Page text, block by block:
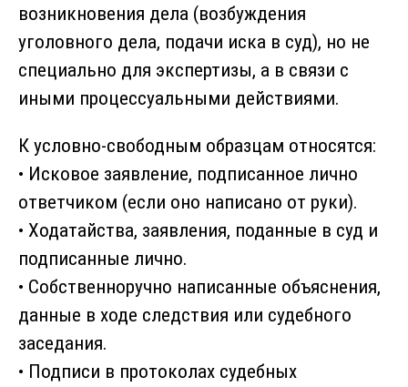
возникновения дела (возбуждения
уголовного дела, подачи иска в суд), но не
специально для экспертизы, а в связи с
иными процессуальными действиями.
К условно-свободным образцам относятся:
• Исковое заявление, подписанное лично
ответчиком (если оно написано от руки).
• Ходатайства, заявления, поданные в суд и
подписанные лично.
• Собственноручно написанные объяснения,
данные в ходе следствия или судебного
заседания.
• Подписи в протоколах судебных